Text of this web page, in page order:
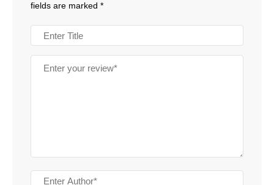
fields are marked *